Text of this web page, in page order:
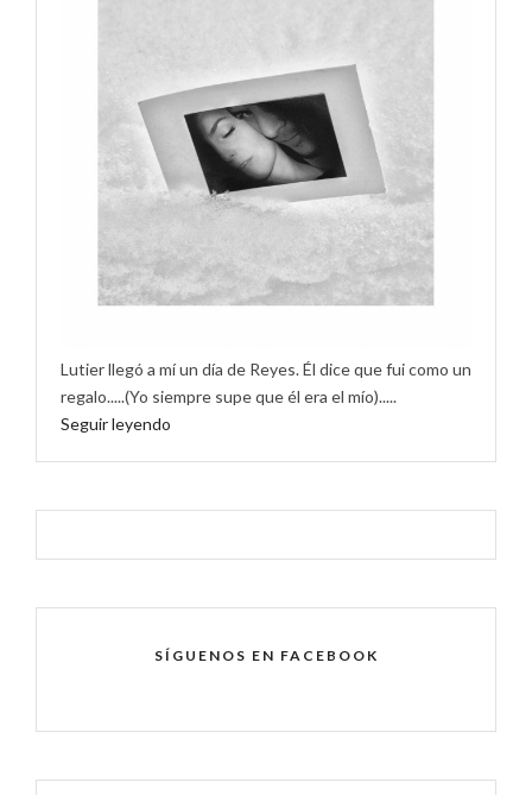
Lutier llegó a mí un día de Reyes. Él dice que fui como un
regalo.....(Yo siempre supe que él era el mío).....
Seguir leyendo
SÍGUENOS EN FACEBOOK